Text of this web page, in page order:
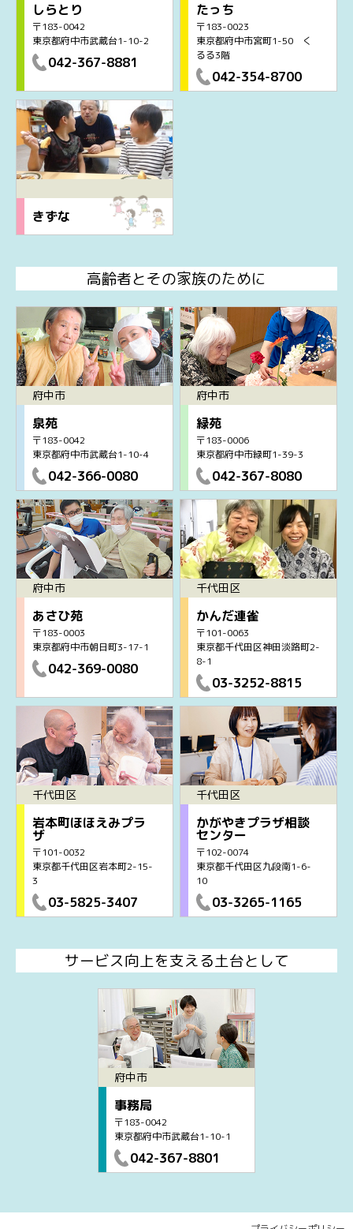
しらとり
〒183-0042
東京都府中市武蔵台1-10-2
042-367-8881
たっち
〒183-0023
東京都府中市宮町1-50 く
るる3階
042-354-8700
きずな
高齢者とその家族のために
府中市
泉苑
〒183-0042
東京都府中市武蔵台1-10-4
042-366-0080
府中市
緑苑
〒183-0006
東京都府中市緑町1-39-3
042-367-8080
府中市
あさひ苑
〒183-0003
東京都府中市朝日町3-17-1
042-369-0080
千代田区
かんだ連雀
〒101-0063
東京都千代田区神田淡路町2-
8-1
03-3252-8815
千代田区
岩本町ほほえみプラ
ザ
〒101-0032
東京都千代田区岩本町2-15-
3
03-5825-3407
千代田区
かがやきプラザ相談
センター
〒102-0074
東京都千代田区九段南1-6-
10
03-3265-1165
サービス向上を支える土台として
府中市
事務局
〒183-0042
東京都府中市武蔵台1-10-1
042-367-8801